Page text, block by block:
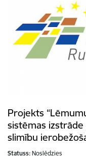
Projekts
sistēmas
slimību
Statuss: Noslēdzies